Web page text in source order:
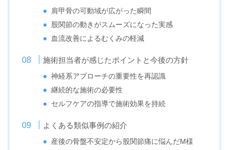
肩甲骨の可動域が広がった瞬間
股関節の動きがスムーズになった実感
血流改善によるむくみの軽減
施術担当者が感じたポイントと今後の方針
神経系アプローチの重要性を再認識
継続的な施術の必要性
セルフケアの指導で施術効果を持続
よくある類似事例の紹介
産後の骨盤不安定から股関節痛に悩んだM様